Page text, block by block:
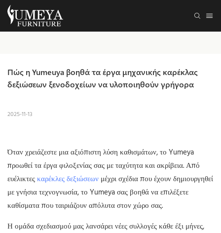
Πώς η Yumeuya βοηθά τα έργα μηχανικής καρέκλας
δεξιώσεων ξενοδοχείων να υλοποιηθούν γρήγορα
2025-11-13
Όταν χρειάζεστε μια αξιόπιστη λύση καθισμάτων, το Yumeya
προωθείτα έργα φιλοξενίαςσας με ταχύτητα και ακρίβεια. Από
ευέλικτεςκαρέκλες δεξιώσεων μέχρι σχέδια που έχουν δημιουργηθεί
με γνήσια τεχνογνωσία, το Yumeya σας βοηθά να επιλέξετε
καθίσματα που ταιριάζουν απόλυτα στον χώρο σας.
Η ομάδα σχεδιασμού μας λανσάρει νέες συλλογές κάθε έξι μήνες,